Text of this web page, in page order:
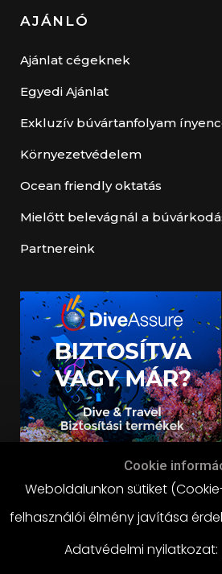
AJÁNLÓ
Ajánlat cégeknek
Egyedi Ajánlat
Exkluzív búvártanfolyam
Környezetvédelem
Ocean friendly oktatás
Mielőtt belevágnál a
Partnereink
Cookie
Weboldalunkon sütiket
felhasználói élmény javítása
Adatvédelmi nyilatkozat: